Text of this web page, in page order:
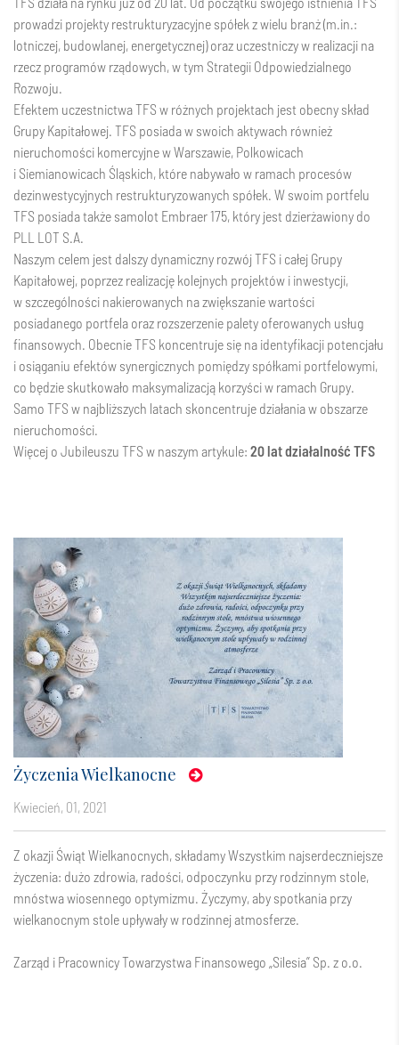
prowadzi projekty restrukturyzacyjne spółek z wielu branż (m.in.:
lotniczej, budowlanej, energetycznej) oraz uczestniczy w realizacji na
rzecz programów rządowych, w tym Strategii Odpowiedzialnego
Rozwoju.
Efektem uczestnictwa TFS w różnych projektach jest obecny skład
Grupy Kapitałowej. TFS posiada w swoich aktywach również
nieruchomości komercyjne w Warszawie, Polkowicach
i Siemianowicach Śląskich, które nabywało w ramach procesów
dezinwestycyjnych restrukturyzowanych spółek. W swoim portfelu
TFS posiada także samolot Embraer 175, który jest dzierżawiony do
PLL LOT S.A.
Naszym celem jest dalszy dynamiczny rozwój TFS i całej Grupy
Kapitałowej, poprzez realizację kolejnych projektów i inwestycji,
w szczególności nakierowanych na zwiększanie wartości
posiadanego portfela oraz rozszerzenie palety oferowanych usług
finansowych. Obecnie TFS koncentruje się na identyfikacji potencjału
i osiąganiu efektów synergicznych pomiędzy spółkami portfelowymi,
co będzie skutkowało maksymalizacją korzyści w ramach Grupy.
Samo TFS w najbliższych latach skoncentruje działania w obszarze
nieruchomości.
Więcej o Jubileuszu TFS w naszym artykule: 20 lat działalność TFS
Życzenia Wielkanocne
kwiecień, 01, 2021
Z okazji Świąt Wielkanocnych, składamy Wszystkim najserdeczniejsze
życzenia: dużo zdrowia, radości, odpoczynku przy rodzinnym stole,
mnóstwa wiosennego optymizmu. Życzymy, aby spotkania przy
wielkanocnym stole upływały w rodzinnej atmosferze.
Zarząd i Pracownicy Towarzystwa Finansowego „Silesia” Sp. z o.o.